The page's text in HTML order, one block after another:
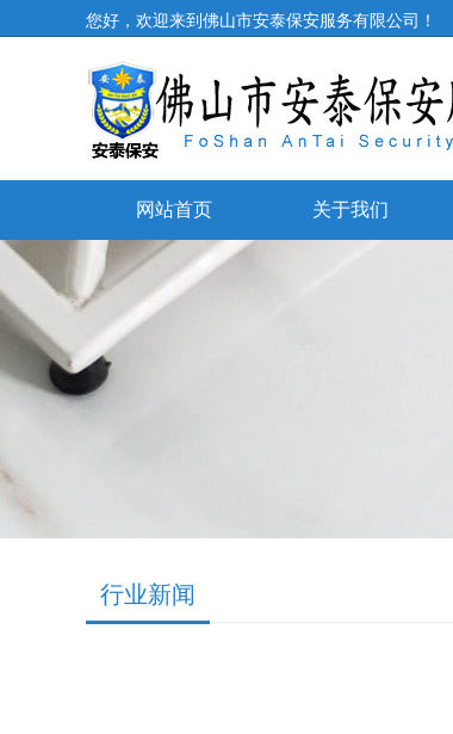
您好，欢迎来到佛山市安泰保安服务有限公司！
网站首页 关于我们
行业新闻